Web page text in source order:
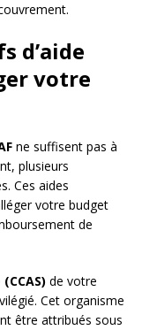
d’aide
votre
ne suffisent pas à
plusieurs
Ces aides
votre budget
de
de votre
Cet organisme
être attribués sous